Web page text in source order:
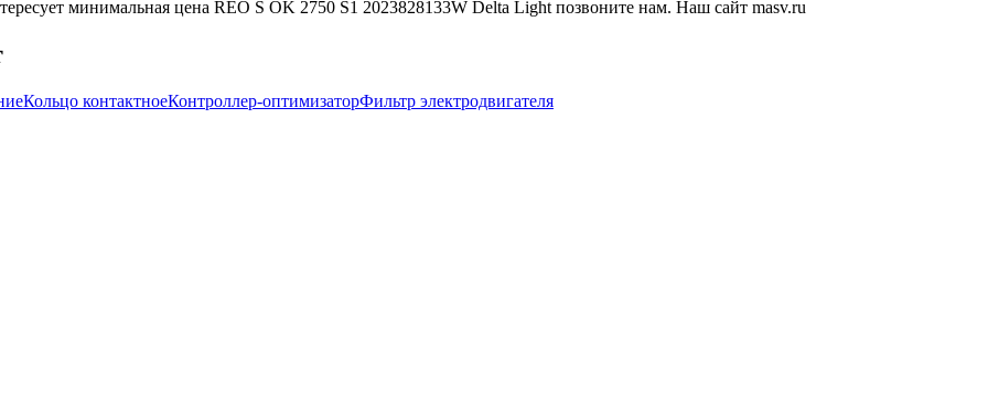
минимальная цена REO S OK 2750 S1 2023828133W Delta Light позвоните нам. Наш сайт masv.ru
Кольцо контактноеКонтроллер-оптимизаторФильтр электродвигателя